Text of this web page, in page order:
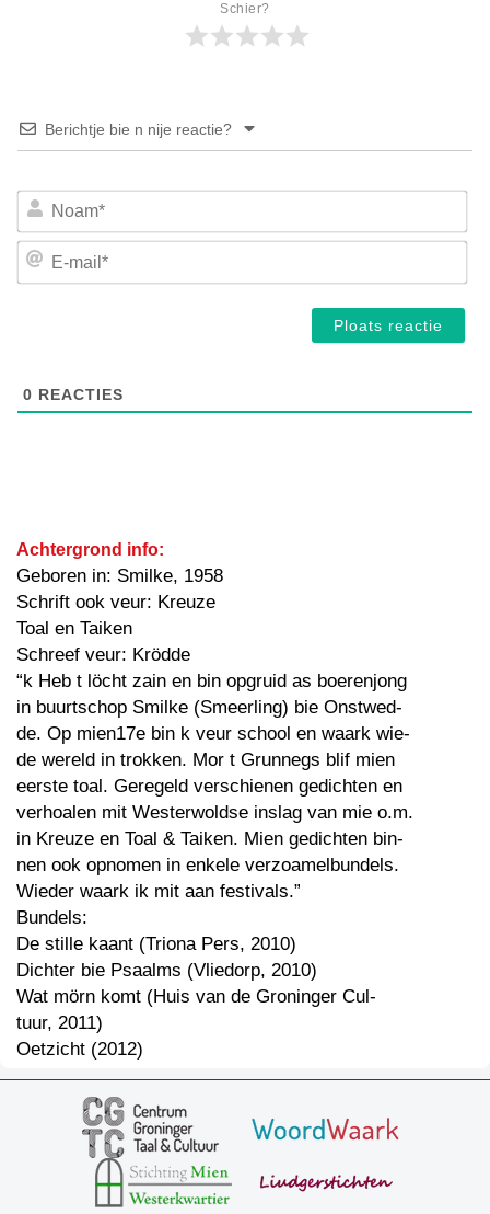
Schier?
Berichtje bie n nije reactie?
E-
0 REACTIES
Achtergrond info:
Geboren in: Smilke, 1958
Schrift ook veur: Kreuze
Toal en Taiken
Schreef veur: Krödde
“k Heb t löcht zain en bin opgruid as boerenjong
in buurtschop Smilke (Smeerling) bie Onstwed-
de. Op mien17e bin k veur school en waark wie-
de wereld in trokken. Mor t Grunnegs blif mien
eerste toal. Geregeld verschienen gedichten en
verhoalen mit Westerwoldse inslag van mie o.m.
in Kreuze en Toal & Taiken. Mien gedichten bin-
nen ook opnomen in enkele verzoamelbundels.
Wieder waark ik mit aan festivals.”
Bundels:
De stille kaant (Triona Pers, 2010)
Dichter bie Psaalms (Vliedorp, 2010)
Wat mörn komt (Huis van de Groninger Cul-
tuur, 2011)
Oetzicht (2012)